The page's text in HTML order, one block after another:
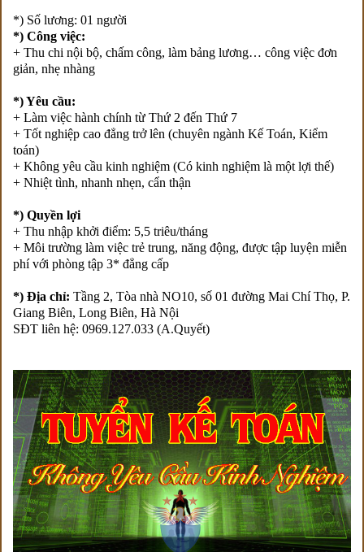
*) Số lương: 01 người
*) Công việc:
+ Thu chi nội bộ, chấm công, làm bảng lương… công việc đơn
giản, nhẹ nhàng
*) Yêu cầu:
+ Làm việc hành chính từ Thứ 2 đến Thứ 7
+ Tốt nghiệp cao đẳng trở lên (chuyên ngành Kế Toán, Kiểm
toán)
+ Không yêu cầu kinh nghiệm (Có kinh nghiệm là một lợi thế)
+ Nhiệt tình, nhanh nhẹn, cẩn thận
*) Quyền lợi
+ Thu nhập khởi điểm: 5,5 triêu/tháng
+ Môi trường làm việc trẻ trung, năng động, được tập luyện miễn
phí với phòng tập 3* đẳng cấp
*) Địa chỉ: Tầng 2, Tòa nhà NO10, số 01 đường Mai Chí Thọ, P.
Giang Biên, Long Biên, Hà Nội
SĐT liên hệ: 0969.127.033 (A.Quyết)